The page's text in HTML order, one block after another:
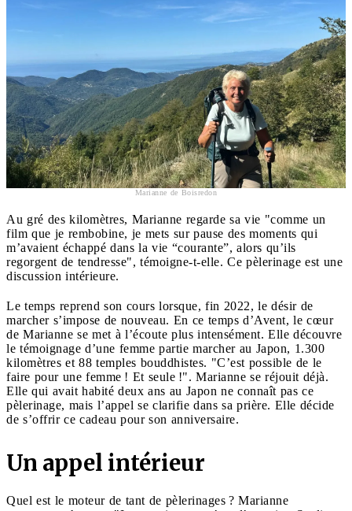
Marianne de Boisredon
Au gré des kilomètres, Marianne regarde sa vie "comme un
film que je rembobine, je mets sur pause des moments qui
m’avaient échappé dans la vie “courante”, alors qu’ils
regorgent de tendresse", témoigne-t-elle. Ce pèlerinage est une
discussion intérieure.
Le temps reprend son cours lorsque, fin 2022, le désir de
marcher s’impose de nouveau. En ce temps d’Avent, le cœur
de Marianne se met à l’écoute plus intensément. Elle découvre
le témoignage d’une femme partie marcher au Japon, 1.300
kilomètres et 88 temples bouddhistes. "C’est possible de le
faire pour une femme ! Et seule !". Marianne se réjouit déjà.
Elle qui avait habité deux ans au Japon ne connaît pas ce
pèlerinage, mais l’appel se clarifie dans sa prière. Elle décide
de s’offrir ce cadeau pour son anniversaire.
Un appel intérieur
Quel est le moteur de tant de pèlerinages ? Marianne